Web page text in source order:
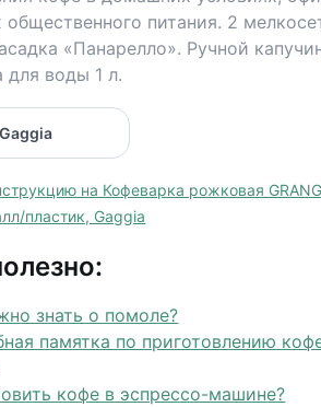
общественного питания. 2
«Панарелло». Ручной
для воды 1 л.
на Кофеварка рожковая
пластик, Gaggia
знать о помоле?
памятка по приготовлению
кофе в эспрессо-машине?